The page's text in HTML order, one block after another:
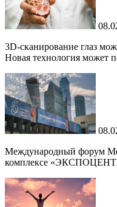
3D-сканирование глаз
Новая технология может
Международный форум
комплексе